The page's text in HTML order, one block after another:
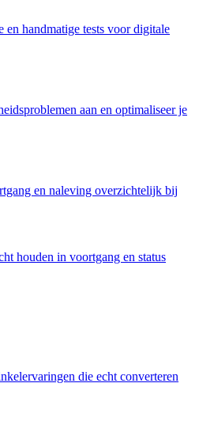
en handmatige tests voor digitale
aan en optimaliseer je
en naleving overzichtelijk bij
houden in voortgang en status
die echt converteren